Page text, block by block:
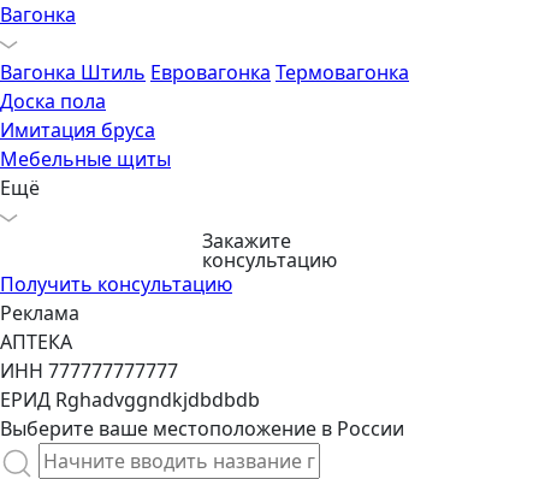
Вагонка
Вагонка Штиль Евровагонка Термовагонка
Доска пола
Имитация бруса
Мебельные щиты
Ещё
Закажите
консультацию
Получить консультацию
Реклама
АПТЕКА
ИНН 777777777777
ЕРИД Rghadvggndkjdbdbdb
Выберите ваше местоположение в России